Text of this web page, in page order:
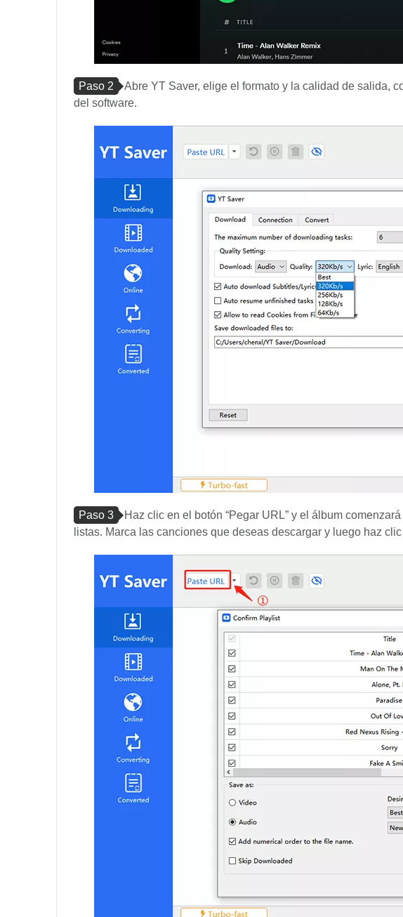
Paso 2
Abre YT Saver, elige el formato y la calidad de salida,
del software.
Paso 3
Haz clic en el botón “Pegar URL” y el álbum
listas. Marca las canciones que deseas descargar y luego haz